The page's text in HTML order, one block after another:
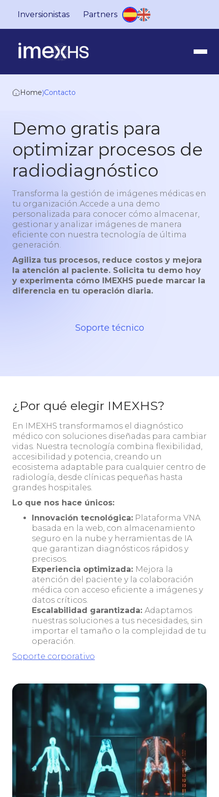
Inversionistas Partners
Home⟩Contacto
Demo gratis para
optimizar procesos de
radiodiagnóstico
Transforma la gestión de imágenes médicas en
tu organización.Accede a una demo
personalizada para conocer cómo almacenar,
gestionar y analizar imágenes de manera
eficiente con nuestra tecnología de última
generación.
Agiliza tus procesos, reduce costos y mejora
la atención al paciente. Solicita tu demo hoy
y experimenta cómo IMEXHS puede marcar la
diferencia en tu operación diaria.
Soporte técnico
¿Por qué elegir IMEXHS?
En IMEXHS transformamos el diagnóstico
médico con soluciones diseñadas para cambiar
vidas. Nuestra tecnología combina flexibilidad,
accesibilidad y potencia, creando un
ecosistema adaptable para cualquier centro de
radiología, desde clínicas pequeñas hasta
grandes hospitales.
Lo que nos hace únicos:
Innovación tecnológica: Plataforma VNA
basada en la web, con almacenamiento
seguro en la nube y herramientas de IA
que garantizan diagnósticos rápidos y
precisos.
Experiencia optimizada: Mejora la
atención del paciente y la colaboración
médica con acceso eficiente a imágenes y
datos críticos.
Escalabilidad garantizada: Adaptamos
nuestras soluciones a tus necesidades, sin
importar el tamaño o la complejidad de tu
operación.
Soporte corporativo